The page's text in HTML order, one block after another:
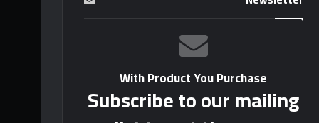
With Product You Purchase
Subscribe to our mailing